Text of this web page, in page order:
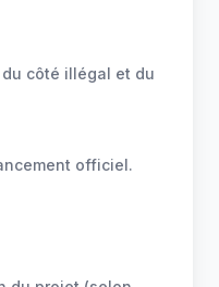
côté illégal et du
officiel.